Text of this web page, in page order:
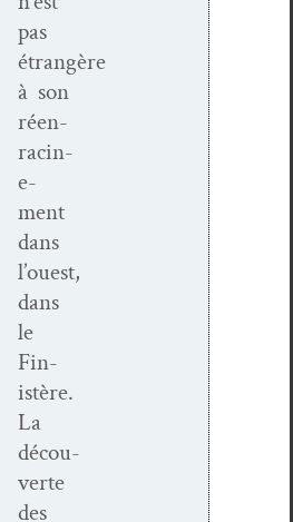
pas
étrangère
à son
réen­
racin­
e­
ment
dans
l’ouest,
dans
le
Fin­
istère.
La
décou­
verte
des